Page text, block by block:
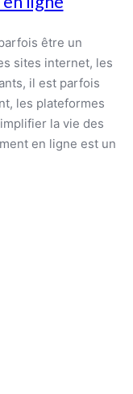
être un
sites internet, les
il est parfois
les plateformes
la vie des
en ligne est un